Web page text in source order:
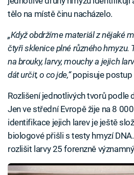
tělo na místě činu nacházelo.
„Když obdržíme materiál z nějaké
čtyři sklenice plné různého hmyzu.
na brouky, larvy, mouchy a jejich
dát určit, o co jde,“popisuje postup
Rozlišení jednotlivých tvorů podle
Jen ve střední Evropě žije na 8
identifikace jejich larev je ještě
biologové přišli s testy hmyzí
rozlišit larvy 25 forenzně